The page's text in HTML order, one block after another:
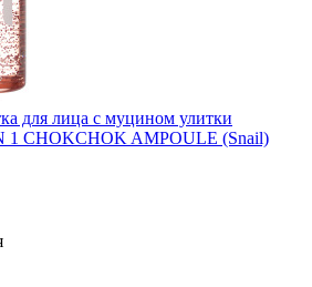
для лица с муцином улитки
1 CHOKCHOK AMPOULE (Snail)